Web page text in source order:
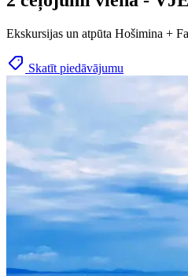
Ekskursijas un atpūta Hošimina +
Skatīt piedāvājumu